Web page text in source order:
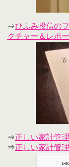
⇒ひふみ投信の
クチャー＆レポ
⇒正しい家計管
⇒正しい家計管